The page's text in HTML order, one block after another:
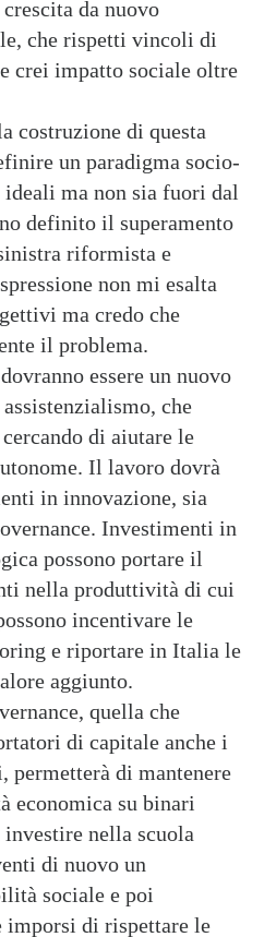
da nuovo
che rispetti vincoli di
crei impatto sociale oltre
costruzione di questa
un paradigma socio-
ma non sia fuori dal
definito il superamento
riformista e
non mi esalta
ma credo che
il problema.
essere un nuovo
che
di aiutare le
Il lavoro dovrà
in innovazione, sia
Investimenti in
possono portare il
nella produttività di cui
incentivare le
e riportare in Italia le
aggiunto.
quella che
di capitale anche i
permetterà di mantenere
economica su binari
nella scuola
di nuovo un
sociale e poi
imporsi di rispettare le